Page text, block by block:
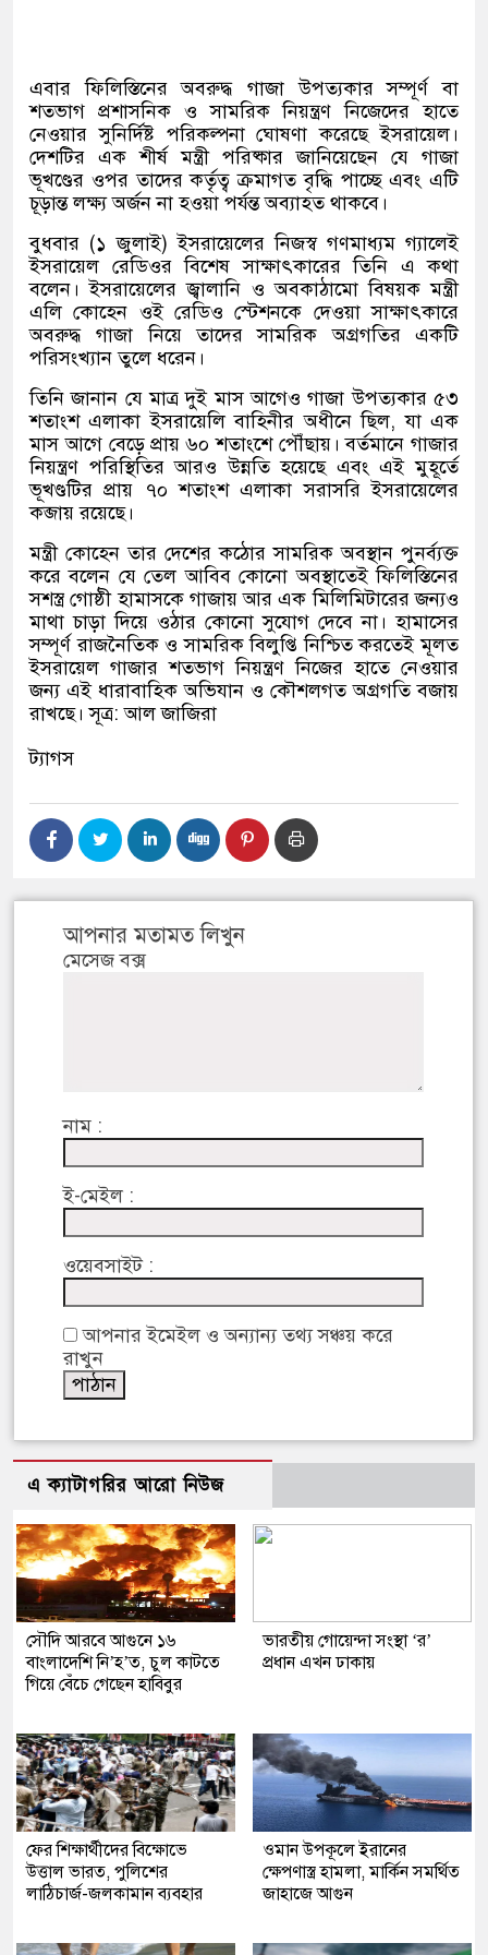
এবার ফিলিস্তিনের অবরুদ্ধ গাজা উপত্যকার সম্পূর্ণ বা
শতভাগ প্রশাসনিক ও সামরিক নিয়ন্ত্রণ নিজেদের হাতে
নেওয়ার সুনির্দিষ্ট পরিকল্পনা ঘোষণা করেছে ইসরায়েল।
দেশটির এক শীর্ষ মন্ত্রী পরিষ্কার জানিয়েছেন যে গাজা
ভূখণ্ডের ওপর তাদের কর্তৃত্ব ক্রমাগত বৃদ্ধি পাচ্ছে এবং এটি
চূড়ান্ত লক্ষ্য অর্জন না হওয়া পর্যন্ত অব্যাহত থাকবে।
বুধবার (১ জুলাই)ইসরায়েলের নিজস্ব গণমাধ্যম গ্যালেই
ইসরায়েল রেডিওর বিশেষ সাক্ষাৎকারের তিনি এ কথা
বলেন। ইসরায়েলের জ্বালানি ও অবকাঠামো বিষয়ক মন্ত্রী
এলি কোহেন ওই রেডিও স্টেশনকে দেওয়া সাক্ষাৎকারে
অবরুদ্ধ গাজা নিয়ে তাদের সামরিক অগ্রগতির একটি
পরিসংখ্যান তুলে ধরেন।
তিনি জানান যে মাত্র দুই মাস আগেও গাজা উপত্যকার ৫৩
শতাংশ এলাকা ইসরায়েলি বাহিনীর অধীনে ছিল,যা এক
মাস আগে বেড়ে প্রায় ৬০ শতাংশে পৌঁছায়। বর্তমানে গাজার
নিয়ন্ত্রণ পরিস্থিতির আরও উন্নতি হয়েছে এবং এই মুহূর্তে
ভূখণ্ডটির প্রায় ৭০ শতাংশ এলাকা সরাসরি ইসরায়েলের
কব্জায় রয়েছে।
মন্ত্রী কোহেন তার দেশের কঠোর সামরিক অবস্থান পুনর্ব্যক্ত
করে বলেন যে তেল আবিব কোনো অবস্থাতেই ফিলিস্তিনের
সশস্ত্র গোষ্ঠী হামাসকে গাজায় আর এক মিলিমিটারের জন্যও
মাথা চাড়া দিয়ে ওঠার কোনো সুযোগ দেবে না। হামাসের
সম্পূর্ণ রাজনৈতিক ও সামরিক বিলুপ্তি নিশ্চিত করতেই মূলত
ইসরায়েল গাজার শতভাগ নিয়ন্ত্রণ নিজের হাতে নেওয়ার
জন্য এই ধারাবাহিক অভিযান ও কৌশলগত অগ্রগতি বজায়
রাখছে। সূত্র:আল জাজিরা
ট্যাগস
আপনার মতামত লিখুন
মেসেজ বক্স
নাম :
ই-মেইল :
ওয়েবসাইট :
আপনার ইমেইল ও অন্যান্য তথ্য সঞ্চয় করে
রাখুন
এ ক্যাটাগরির আরো নিউজ
সৌদি আরবে আগুনে ১৬
বাংলাদেশি নি’হ’ত, চুল কাটতে
গিয়ে বেঁচে গেছেন হাবিবুর
ভারতীয় গোয়েন্দা সংস্থা ‘র’
প্রধান এখন ঢাকায়
ফের শিক্ষার্থীদের বিক্ষোভে
উত্তাল ভারত, পুলিশের
লাঠিচার্জ-জলকামান ব্যবহার
ওমান উপকূলে ইরানের
ক্ষেপণাস্ত্র হামলা, মার্কিন সমর্থিত
জাহাজে আগুন